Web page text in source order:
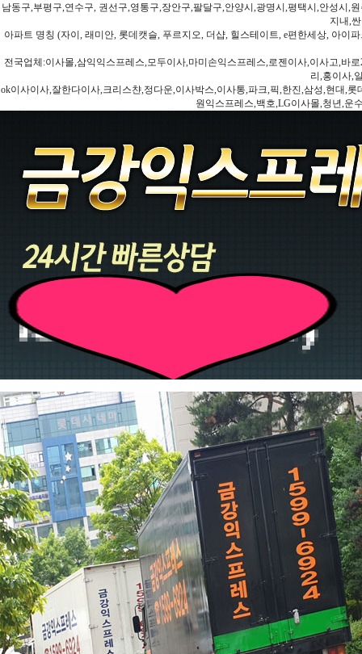
남동구,부평구,연수구, 권선구,영통구,장안구,팔달구,안양시,광명시,평택시,안성시,
지내,
아파트 명칭 (자이, 래미안, 롯데캣슬, 푸르지오, 더샵, 힐스테이트, e편한세상, 아이
전국업체:이사몰,삼익익스프레스,모두이사,마미손익스프레스,로젠이사,이사고,바
리,홍이사,
ok이사이사,잘한다이사,크리스챤,정다운,이사박스,이사통,파크,픽,한진,삼성,현대,
원익스프레스,백호,LG이사몰,청년,운